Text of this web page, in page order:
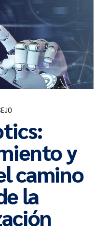
y
camino
la